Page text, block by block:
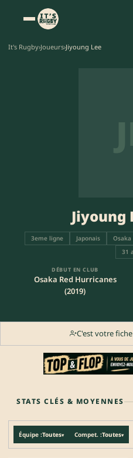
It's Rugby›Joueurs›Jiyoung Lee
Jiyoung
3eme ligne Japonais Osaka
31
DÉBUT EN CLUB
Osaka Red Hurricanes
(2019)
C'est votre
STATS CLÉS & MOYENNES
Équipe :Toutes▾ Compet. :Toutes▾